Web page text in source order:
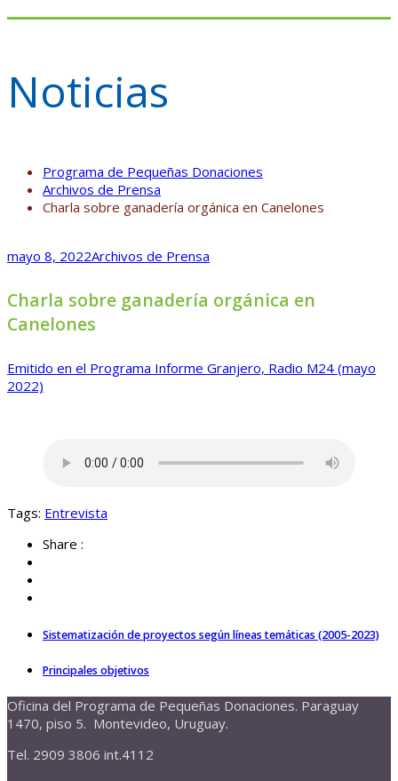
Noticias
Programa de Pequeñas Donaciones
Archivos de Prensa
Charla sobre ganadería orgánica en Canelones
mayo 8, 2022Archivos de Prensa
Charla sobre ganadería orgánica en
Canelones
Emitido en el Programa Informe Granjero, Radio M24 (mayo
2022)
Tags: Entrevista
Share :
Sistematización de proyectos según líneas temáticas (2005-2023)
Principales objetivos
Oficina del Programa de Pequeñas Donaciones. Paraguay
1470, piso 5. Montevideo, Uruguay.
Tel. 2909 3806 int.4112